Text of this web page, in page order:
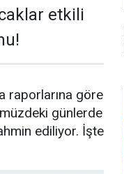
etkili
raporlarına göre
günlerde
ediliyor. İşte